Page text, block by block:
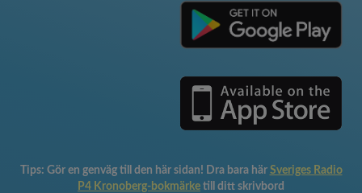
Tips: Gör en genväg till den här sidan! Dra bara här Sveriges Radio
P4 Kronoberg-bokmärke till ditt skrivbord